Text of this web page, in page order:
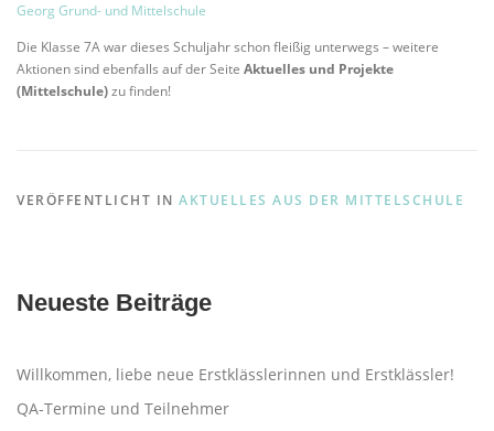
Georg Grund- und Mittelschule
Die Klasse 7A war dieses Schuljahr schon fleißig unterwegs – weitere
Aktionen sind ebenfalls auf der Seite Aktuelles und Projekte
(Mittelschule)zu finden!
VERÖFFENTLICHT IN AKTUELLES AUS DER MITTELSCHULE
Neueste Beiträge
Willkommen, liebe neue Erstklässlerinnen und Erstklässler!
QA-Termine und Teilnehmer